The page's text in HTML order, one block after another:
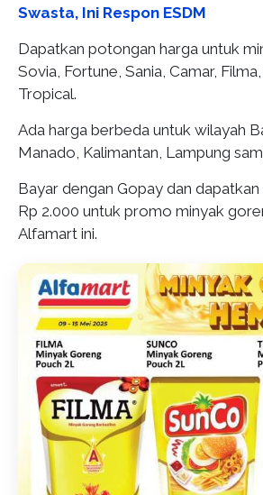
Swasta, Ini Respon ESDM
Dapatkan potongan harga untuk
Sovia, Fortune, Sania, Camar,
Tropical.
Ada harga berbeda untuk wilayah
Manado, Kalimantan, Lampung
Bayar dengan Gopay dan dapatkan
Rp 2.000 untuk promo minyak
Alfamart ini.